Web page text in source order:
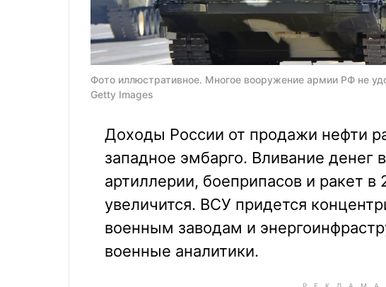
Фото иллюстративное. Многое вооружение армии РФ не
Getty Images
Доходы России от продажи нефти
западное эмбарго. Вливание денег
артиллерии, боеприпасов и ракет в
увеличится. ВСУ придется
военным заводам и
военные аналитики.